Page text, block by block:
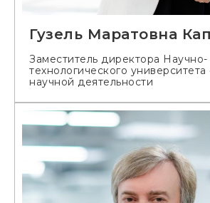
Гузель Маратовна
Заместитель директора Научно-
технологического
научной деятельности